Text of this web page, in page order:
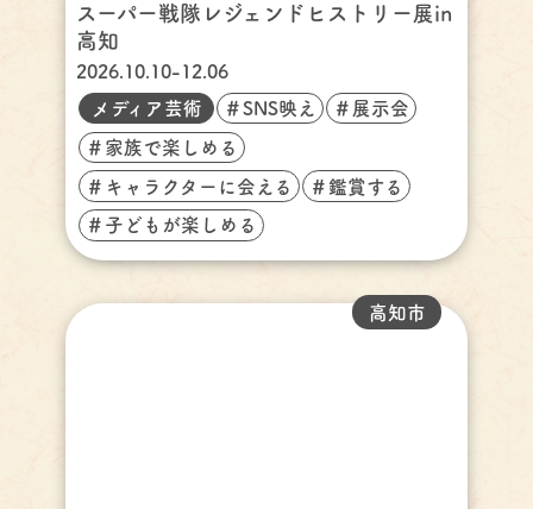
スーパー戦隊レジェンドヒストリー展in
高知
2026.10.10-12.06
メディア芸術
＃SNS映え ＃展示会
＃家族で楽しめる
＃キャラクターに会える ＃鑑賞する
＃子どもが楽しめる
高知市